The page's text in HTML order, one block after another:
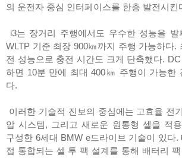
의 운전자 중심 인터페이스를 한층 발전시킨
i3는 장거리 주행에서도 우수한 성능을
WLTP 기준 최장 900㎞까지 주행 가능하다.
전 성능으로 충전 시간도 크게 단축했다.
하면 10분 만에 최대 400㎞ 주행이 가능한
다.
이러한 기술적 진보의 중심에는 고효율 전
압 시스템, 그리고 새로운 원통형 셀을 적
구성한 6세대 BMW e드라이브 기술이 있다.
접 통합되는 셀 투 팩 설계를 통해 배터리